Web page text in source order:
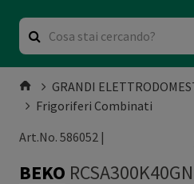
GRANDI
Frigoriferi Combinati
Art.No. 586052 |
BEKO RCSA300K40GN